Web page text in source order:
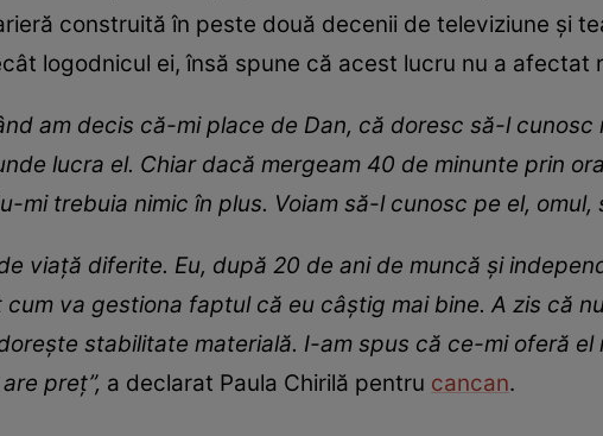
construită în peste două decenii de televiziune și
logodnicul ei, însă spune că acest lucru nu a afectat
am decis că-mi place de Dan, că doresc să-l cunosc
lucra el. Chiar dacă mergeam 40 de minunte prin
mi trebuia nimic în plus. Voiam să-l cunosc pe el, omul,
viață diferite. Eu, după 20 de ani de muncă și
va gestiona faptul că eu câștig mai bine. A zis că
stabilitate materială. I-am spus că ce-mi oferă el
preț”, a declarat Paula Chirilă pentru cancan.